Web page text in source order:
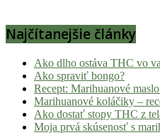
pohodu.
Najčítanejšie články
Ako dlho ostáva THC vo
Ako spraviť bongo?
Recept: Marihuanové
Marihuanové koláčiky –
Ako dostať stopy THC z
Moja prvá skúsenosť s